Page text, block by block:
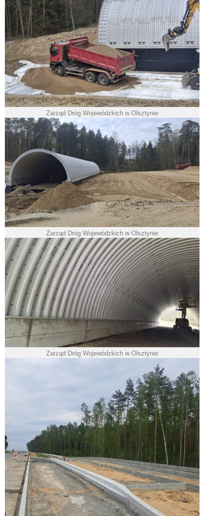
Zarząd Dróg Wojewódzkich w Olsztynie
Zarząd Dróg Wojewódzkich w Olsztynie
Zarząd Dróg Wojewódzkich w Olsztynie